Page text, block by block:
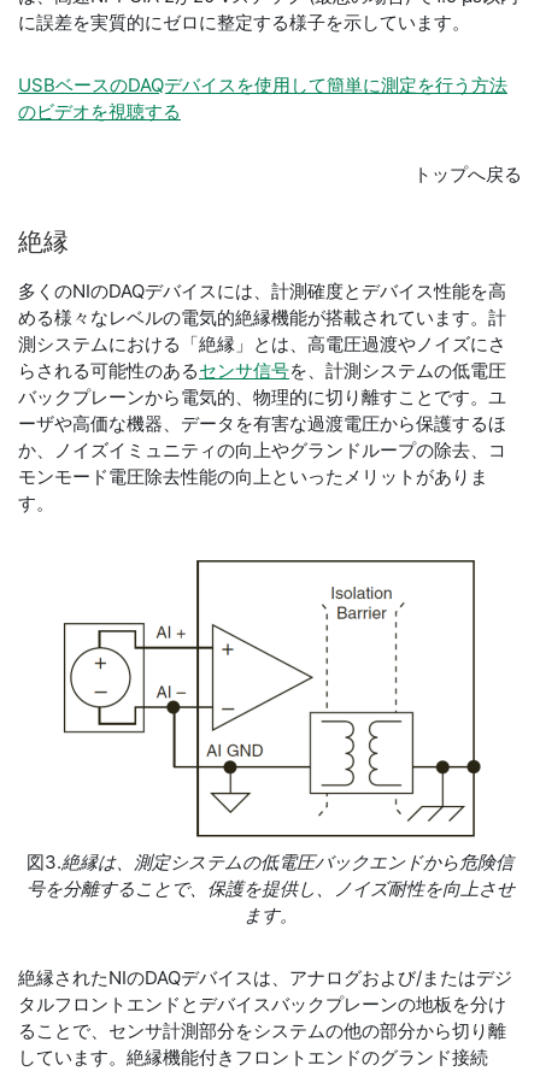
に誤差を実質的にゼロに整定する様子を示しています。
USBベースのDAQデバイスを使用して簡単に測定を行う方法
のビデオを視聴する
トップへ戻る
絶縁
多くのNIのDAQデバイスには、計測確度とデバイス性能を高
める様々なレベルの電気的絶縁機能が搭載されています。計
測システムにおける「絶縁」とは、高電圧過渡やノイズにさ
らされる可能性のあるセンサ信号を、計測システムの低電圧
バックプレーンから電気的、物理的に切り離すことです。ユ
ーザや高価な機器、データを有害な過渡電圧から保護するほ
か、ノイズイミュニティの向上やグランドループの除去、コ
モンモード電圧除去性能の向上といったメリットがありま
す。
図3.絶縁は、測定システムの低電圧バックエンドから危険信
号を分離することで、保護を提供し、ノイズ耐性を向上させ
ます。
絶縁されたNIのDAQデバイスは、アナログおよび/またはデジ
タルフロントエンドとデバイスバックプレーンの地板を分け
ることで、センサ計測部分をシステムの他の部分から切り離
しています。絶縁機能付きフロントエンドのグランド接続